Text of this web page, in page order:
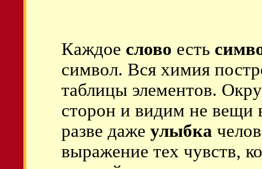
Каждое слово есть
символ. Вся химия
таблицы элементов.
сторон и видим не
разве даже улыбка
выражение тех чувств,